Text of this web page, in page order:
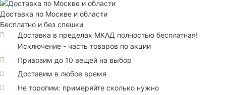
Доставка по Москве и области
Бесплатно и без спешки
Доставка в пределах МКАД полностью бесплатная!
Исключение - часть товаров по акции
Привозим до 10 вещей на выбор
Доставим в любое время
Не торопим: примеряйте сколько нужно